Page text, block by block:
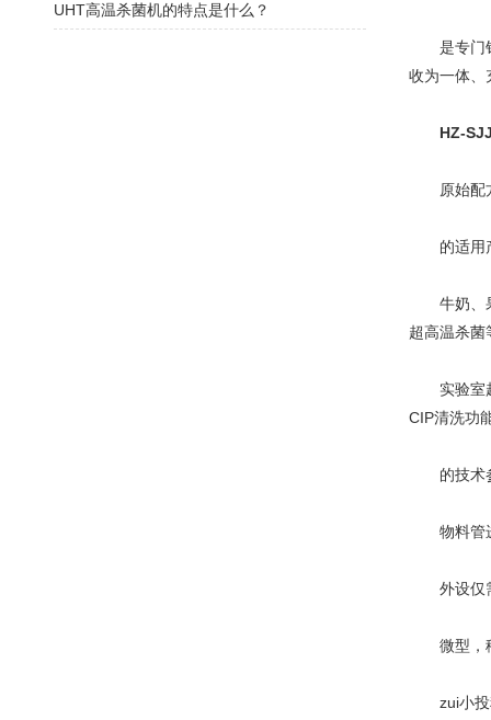
是专门针
收为一体、
HZ-
原始配方
的适用
牛奶、果
超高温杀菌
实验室超
CIP清洗功
的技术
物料管进
外设仅
微型，移
zui小投
UHT高温杀菌机的特点是什么？